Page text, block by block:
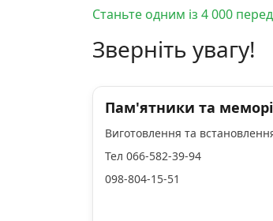
Станьте одним із 4 000
Зверніть увагу!
Пам'ятники та
Виготовлення та
Тел 066-582-39-94
098-804-15-51